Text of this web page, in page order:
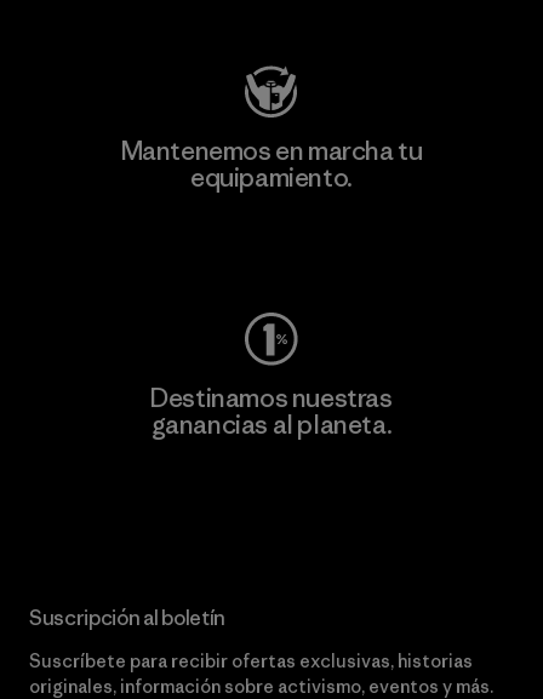
Mantenemos en marcha tu
equipamiento.
Destinamos nuestras
ganancias al planeta.
Suscripción al boletín
Suscríbete para recibir ofertas exclusivas, historias
originales, información sobre activismo, eventos y más.